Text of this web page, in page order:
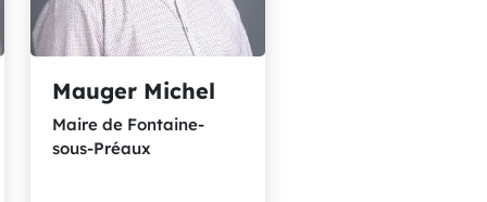
Mauger Michel
Maire de Fontaine-
sous-Préaux